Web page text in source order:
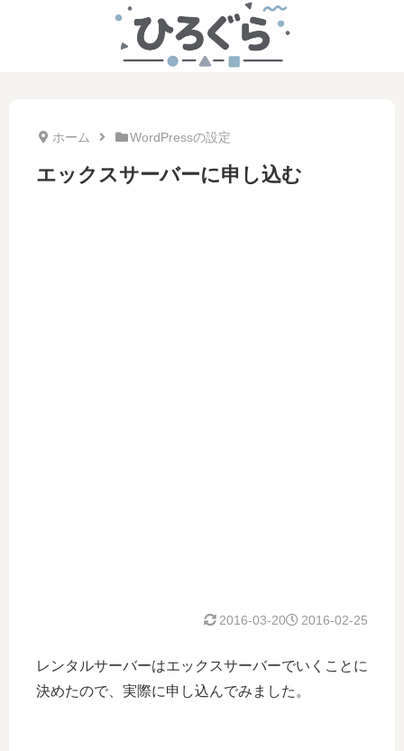
ホーム WordPressの設定
エックスサーバーに申し込む
2016-02-25
2016-03-20
レンタルサーバーはエックスサーバーでいくことに
決めたので、実際に申し込んでみました。